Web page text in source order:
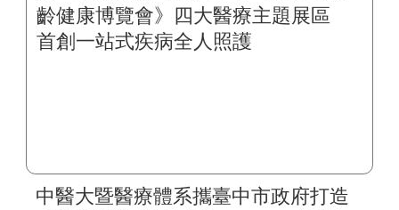
中醫大暨醫療體系攜臺中市政府打造